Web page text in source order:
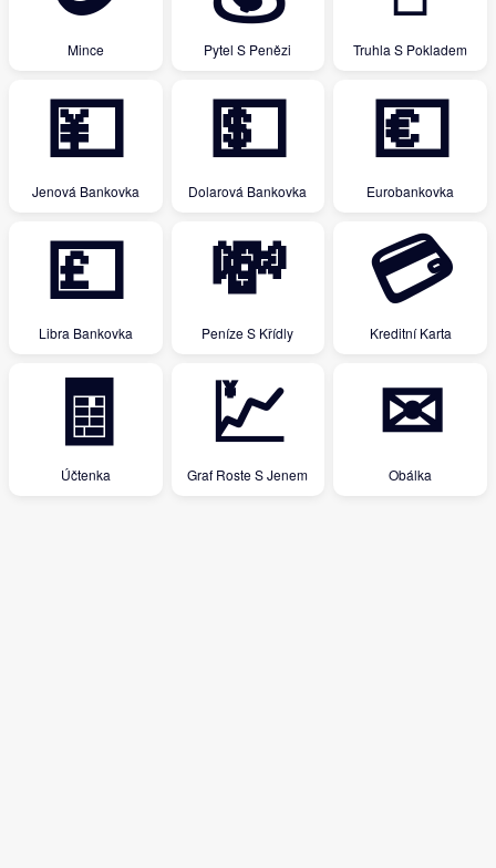
Mince Pytel S Penězi Truhla S Pokladem
💴
Jenová Bankovka
💵
Dolarová Bankovka
💶
Eurobankovka
💷
Libra Bankovka
💸
Peníze S Křídly
💳
Kreditní Karta
🧾
Účtenka
💹
Graf Roste S Jenem
✉
Obálka